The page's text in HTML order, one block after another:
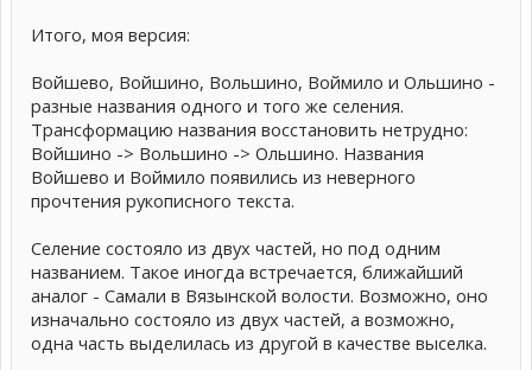
Итого, моя версия:
Войшево, Войшино, Вольшино, Воймило и Ольшино -
разные названия одного и того же селения.
Трансформацию названия восстановить нетрудно:
Войшино -> Вольшино -> Ольшино. Названия
Войшево и Воймило появились из неверного
прочтения рукописного текста.
Селение состояло из двух частей, но под одним
названием. Такое иногда встречается, ближайший
аналог - Самали в Вязынской волости. Возможно, оно
изначально состояло из двух частей, а возможно,
одна часть выделилась из другой в качестве выселка.